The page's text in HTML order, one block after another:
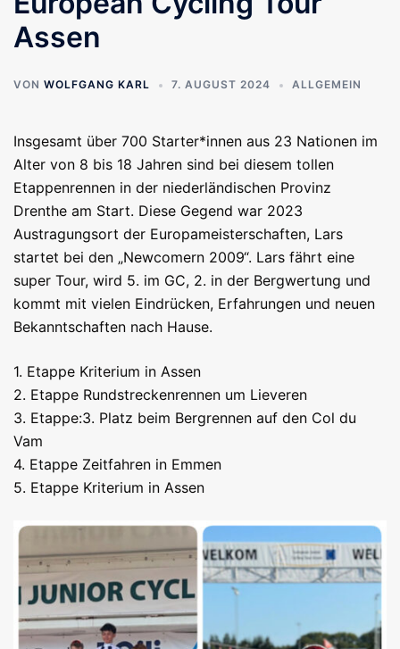
Assen
VON WOLFGANG KARL 7. AUGUST 2024 ALLGEMEIN
Insgesamt über 700 Starter*innen aus 23 Nationen im
Alter von 8 bis 18 Jahren sind bei diesem tollen
Etappenrennen in der niederländischen Provinz
Drenthe am Start. Diese Gegend war 2023
Austragungsort der Europameisterschaften, Lars
startet bei den „Newcomern 2009“. Lars fährt eine
super Tour, wird 5. im GC, 2. in der Bergwertung und
kommt mit vielen Eindrücken, Erfahrungen und neuen
Bekanntschaften nach Hause.
1. Etappe Kriterium in Assen
2. Etappe Rundstreckenrennen um Lieveren
3. Etappe:3. Platz beim Bergrennen auf den Col du
Vam
4. Etappe Zeitfahren in Emmen
5. Etappe Kriterium in Assen